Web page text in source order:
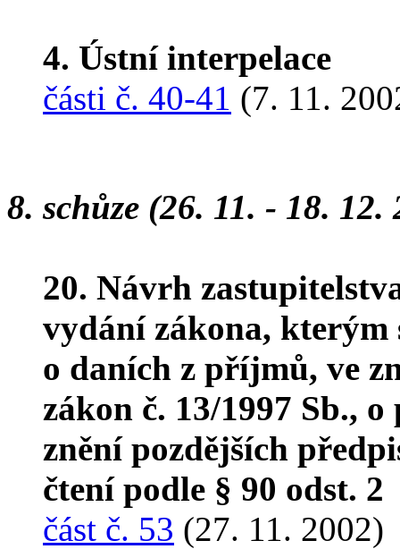
4. Ústní interpelace
části č. 40-41 (7. 11.
8. schůze (26. 11. - 18. 12.
20. Návrh
vydání zákona, kterým
o daních z příjmů, ve
zákon č. 13/1997 Sb.,
znění pozdějších
čtení podle § 90 odst. 2
část č. 53 (27. 11. 2002)